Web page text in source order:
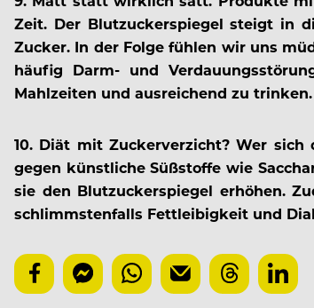
Zeit. Der Blutzuckerspiegel steigt in
Zucker. In der Folge fühlen wir uns
häufig Darm- und
Mahlzeiten und ausreichend zu trinken.
10. Diät mit Zuckerverzicht? Wer sich
gegen künstliche Süßstoffe wie
sie den Blutzuckerspiegel erhöhen.
schlimmstenfalls Fettleibigkeit und